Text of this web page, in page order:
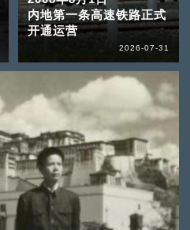
内地第一条高速铁路正式
开通运营
2026-07-31